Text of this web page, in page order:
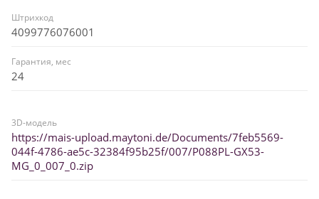
Штрихкод
4099776076001
Гарантия, мес
24
3D-модель
https://mais-upload.maytoni.de/Documents/7feb5569-
044f-4786-ae5c-32384f95b25f/007/P088PL-GX53-
MG_0_007_0.zip